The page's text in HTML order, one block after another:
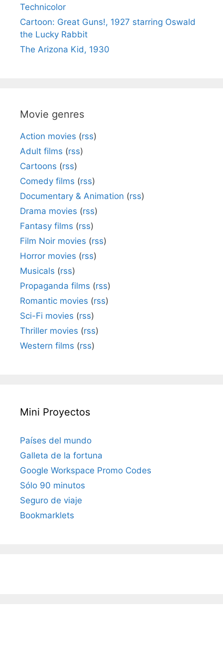
Technicolor
Cartoon: Great Guns!, 1927 starring Oswald
the Lucky Rabbit
The Arizona Kid, 1930
Movie genres
Action movies (rss)
Adult films (rss)
Cartoons (rss)
Comedy films (rss)
Documentary & Animation (rss)
Drama movies (rss)
Fantasy films (rss)
Film Noir movies (rss)
Horror movies (rss)
Musicals (rss)
Propaganda films (rss)
Romantic movies (rss)
Sci-Fi movies (rss)
Thriller movies (rss)
Western films (rss)
Mini Proyectos
Países del mundo
Galleta de la fortuna
Google Workspace Promo Codes
Sólo 90 minutos
Seguro de viaje
Bookmarklets